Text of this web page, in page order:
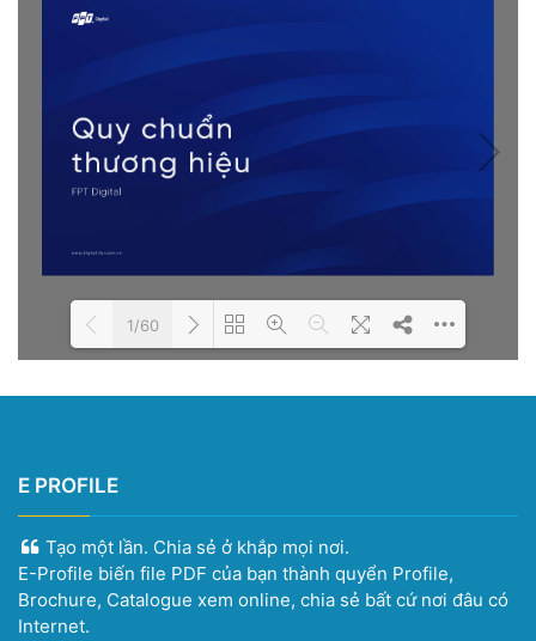
Please wait while the book is
DearFlip: Loading PDF 100%
1/60
E PROFILE
Tạo một lần. Chia sẻ ở khắp mọi nơi.
E-Profile biến file PDF của bạn thành quyển Profile,
Brochure, Catalogue xem online, chia sẻ bất cứ nơi đâu có
Internet.